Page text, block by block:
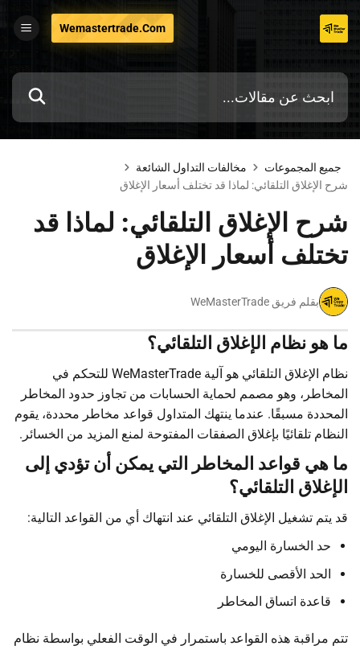
إلى
Wemastertrade.com
جميع المجموعات
مخالفات التداول الشائعة
شرح الإغلاق التلقائي: لماذا قد تختلف أسعار الإغلاق
شرح الإغلاق التلقائي: لماذا قد
تختلف أسعار الإغلاق
بقلم فريق WeMasterTrade
ما هو نظام الإغلاق التلقائي؟
نظام الإغلاق التلقائي هو آلية WeMasterTrade للتحكم في
المخاطر، وهو مصمم لحماية الحسابات من تجاوز حدود المخاطر
المحددة مسبقًا. عندما ينتهك المتداول قواعد مخاطر محددة، يقوم
النظام تلقائيًا بإغلاق الصفقات المفتوحة لمنع المزيد من الخسائر.
ما هي قواعد المخاطر التي يمكن أن تؤدي إلى
الإغلاق التلقائي؟
قد يتم تشغيل الإغلاق التلقائي عند انتهاك أي من القواعد التالية:
حد الخسارة اليومي
الحد الأقصى للخسارة
قاعدة اتساق المخاطر
تتم مراقبة هذه القواعد باستمرار في الوقت الفعلي بواسطة نظام